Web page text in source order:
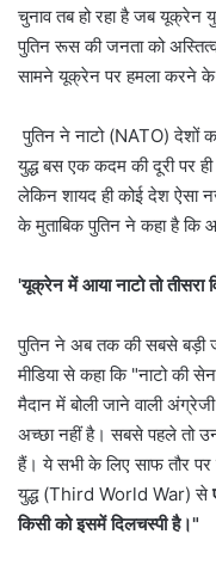
चुनाव तब हो रहा है जब यूक्रेन
पुतिन रूस की जनता को
सामने यूक्रेन पर हमला करने के
पुतिन ने नाटो (NATO) देशों
युद्ध बस एक कदम की दूरी पर
लेकिन शायद ही कोई देश ऐसा
के मुताबिक पुतिन ने कहा है
'यूक्रेन में आया नाटो तो तीसरा
पुतिन ने अब तक की सबसे
मीडिया से कहा कि "नाटो की
मैदान में बोली जाने वाली
अच्छा नहीं है। सबसे पहले तो
हैं। ये सभी के लिए साफ तौर पर
युद्ध (Third World War) से
किसी को इसमें दिलचस्पी है।"